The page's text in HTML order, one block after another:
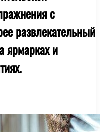
с
развлекательный
ярмарках и